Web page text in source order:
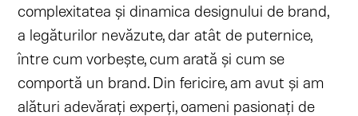
complexitatea și dinamica designului de brand,
a legăturilor nevăzute, dar atât de puternice,
între cum vorbește, cum arată și cum se
comportă un brand. Din fericire, am avut și am
alături adevărați experți, oameni pasionați de